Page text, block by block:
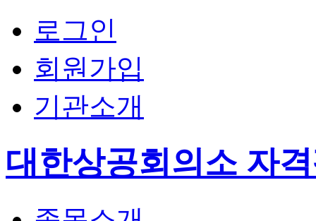
로그인
회원가입
기관소개
대한상공회의소 자